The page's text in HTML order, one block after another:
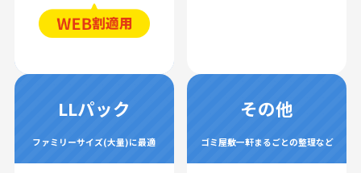
LLパック
ファミリーサイズ(大量)に最適
その他
ゴミ屋敷一軒まるごとの整理など